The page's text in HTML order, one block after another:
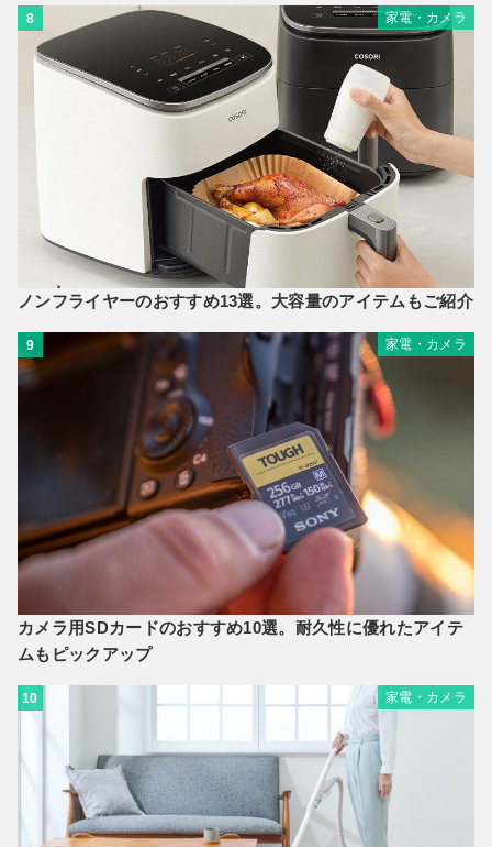
8 家電・カメラ
ノンフライヤーのおすすめ13選。大容量のアイテムもご紹介
9 家電・カメラ
カメラ用SDカードのおすすめ10選。耐久性に優れたアイテ
ムもピックアップ
10 家電・カメラ